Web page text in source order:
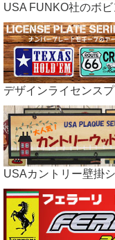
USA FUNKO社のボ
デザインライセンス
USAカントリー壁掛